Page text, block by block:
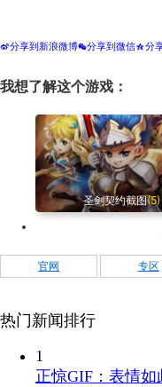
t分享到新浪微博w分享到微信z分
我想了解这个游戏：
圣剑契约截图(5)
官网 专区
热门新闻排行
1
正惊GIF：表情